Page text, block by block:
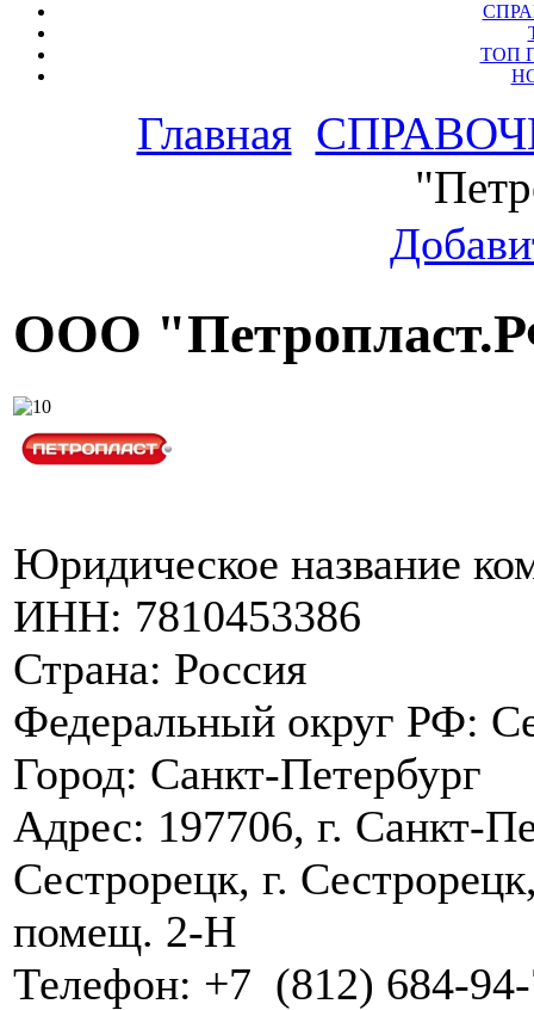
ТОП
Главная
ООО
Юридическое название
ИНН: 7810453386
Страна: Россия
Федеральный округ РФ:
Город: Санкт-Петербург
Адрес: 197706, г. Санкт-
Сестрорецк, г.
помещ. 2-Н
Телефон: +7 (812) 684-